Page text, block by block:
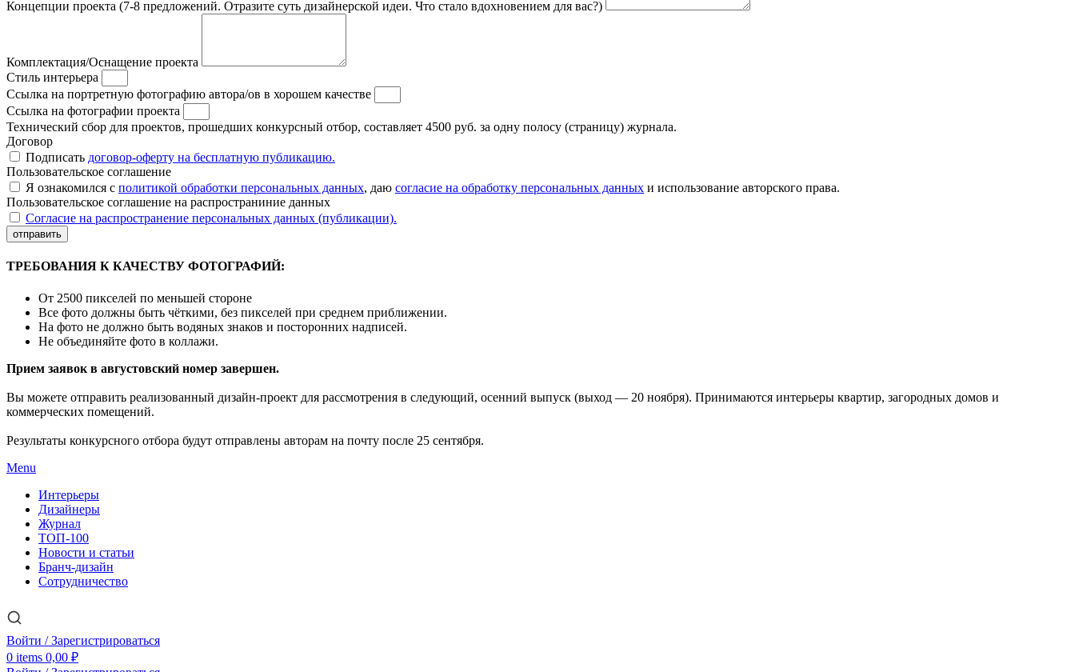
Концепции проекта (7-8 предложений. Отразите суть дизайнерской идеи. Что стало вдохновением для вас?)
Комплектация/Оснащение проекта
Стиль интерьера
Ссылка на портретную фотографию автора/ов в хорошем качестве
Ссылка на фотографии проекта
Технический сбор для проектов, прошедших конкурсный отбор, составляет 4500 руб. за одну полосу (страницу) журнала.
Договор
Подписать договор-оферту на бесплатную публикацию.
Пользовательское соглашение
Я ознакомился с политикой обработки персональных данных, даю согласие на обработку персональных данных и использование авторского права.
Пользовательское соглашение на распространиние данных
Согласие на распространение персональных данных (публикации).
отправить
ТРЕБОВАНИЯ К КАЧЕСТВУ ФОТОГРАФИЙ:
От 2500 пикселей по меньшей стороне
Все фото должны быть чёткими, без пикселей при среднем приближении.
На фото не должно быть водяных знаков и посторонних надписей.
Не объединяйте фото в коллажи.
Прием заявок в августовский номер завершен.
Вы можете отправить реализованный дизайн-проект для рассмотрения в следующий, осенний выпуск (выход — 20 ноября). Принимаются интерьеры квартир, загородных домов и
коммерческих помещений.
Результаты конкурсного отбора будут отправлены авторам на почту после 25 сентября.
Menu
Интерьеры
Дизайнеры
Журнал
ТОП-100
Новости и статьи
Бранч-дизайн
Сотрудничество
Войти / Зарегистрироваться
0 items 0,00 ₽